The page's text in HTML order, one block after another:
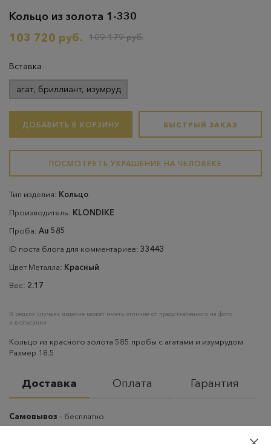
Кольцо из золота 1-330
103 720 руб.
109 179 руб.
Вставка
агат, бриллиант, изумруд
ДОБАВИТЬ В КОРЗИНУ БЫСТРЫЙ ЗАКАЗ
ПОСМОТРЕТЬ УКРАШЕНИЕ НА ЧЕЛОВЕКЕ
Тип изделия: Кольцо
Производитель: KLONDIKE
Проба: Au 585
ID поста блога для комментариев: 33443
Цвет Металла: Красный
Вес: 2.17
В редких случаях изделие может иметь отличие от представленного на фото
и в описании
Кольцо из красного золота 585 пробы с агатами и изумрудом
Размер 18.5
Доставка Оплата Гарантия
Самовывоз – бесплатно